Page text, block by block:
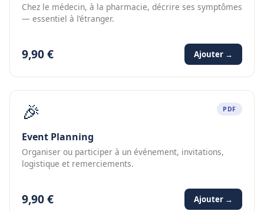
Chez le médecin, à la pharmacie, décrire ses symptômes
— essentiel à l’étranger.
9,90 € Ajouter →
🎉 PDF
Event Planning
Organiser ou participer à un événement, invitations,
logistique et remerciements.
9,90 € Ajouter →